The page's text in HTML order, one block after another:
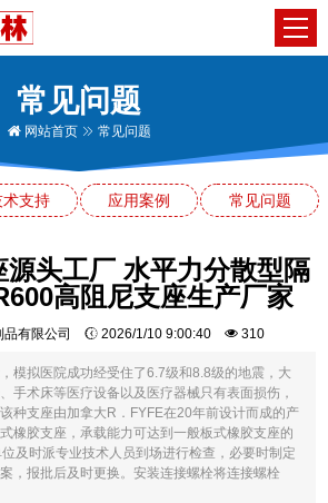
常见问题
网站首页 常见问题
术支持 应用案例 常见问题
源头工厂 水平力分散型隔
高阻尼支座生产厂家
品有限公司 2026/1/10 9:00:40 310
模拟医院成功经受住了6.7级和8.8级的地震，大
手术床等医疗设备以及医疗器械只有表面损伤，
种支座由加拿大R．FYFE在20年前设计而成的产
橡胶支座，承载能力可达到一般板式橡胶支座的
及时派专业技术人员到场进行检查，必要时制定
，报批后及时更换。安装连接螺栓将连接螺栓